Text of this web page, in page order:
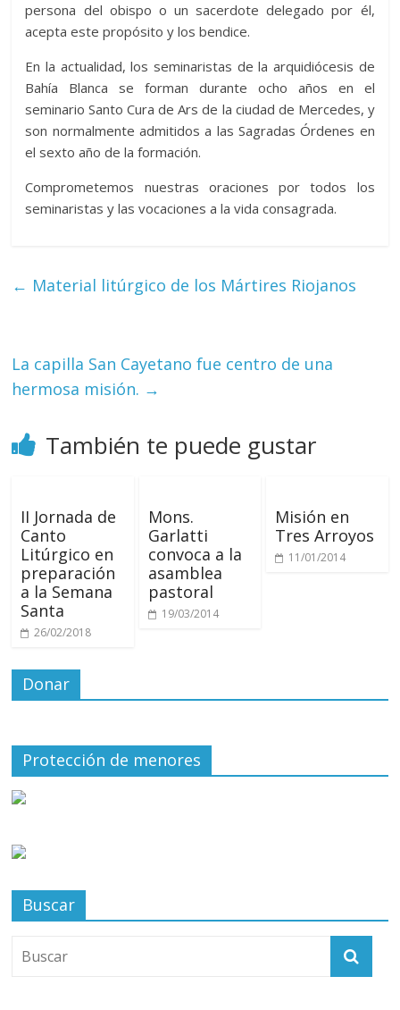
persona del obispo o un sacerdote delegado por él,
acepta este propósito y los bendice.
En la actualidad, los seminaristas de la arquidiócesis de
Bahía Blanca se forman durante ocho años en el
seminario Santo Cura de Ars de la ciudad de Mercedes, y
son normalmente admitidos a las Sagradas Órdenes en
el sexto año de la formación.
Comprometemos nuestras oraciones por todos los
seminaristas y las vocaciones a la vida consagrada.
← Material litúrgico de los Mártires Riojanos
La capilla San Cayetano fue centro de una
hermosa misión. →
También te puede gustar
II Jornada de
Canto
Litúrgico en
preparación
a la Semana
Santa
26/02/2018
Mons.
Garlatti
convoca a la
asamblea
pastoral
19/03/2014
Misión en
Tres Arroyos
11/01/2014
Donar
Protección de menores
Buscar